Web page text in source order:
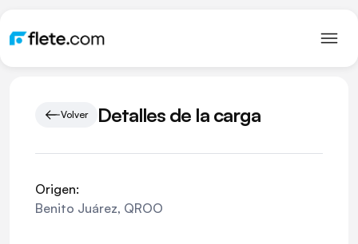
Volver Detalles de la carga
Origen:
Benito Juárez, QROO